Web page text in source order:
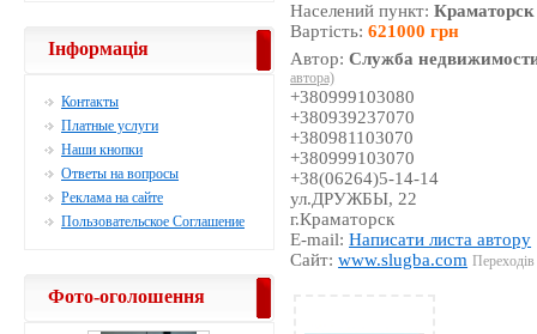
Населений пункт:Краматорск
Вартість:621000 грн
Автор:Служба
автора)
+380999103080
+380939237070
+380981103070
+380999103070
+38(06264)5-14-14
ул.ДРУЖБЫ, 22
г.Краматорск
E-mail:Написати листа автору
Сайт:www.slugba.com
Інформація
Контакты
Платные услуги
Наши кнопки
Ответы на вопросы
Реклама на сайте
Пользовательское Соглашение
Фото-оголошення